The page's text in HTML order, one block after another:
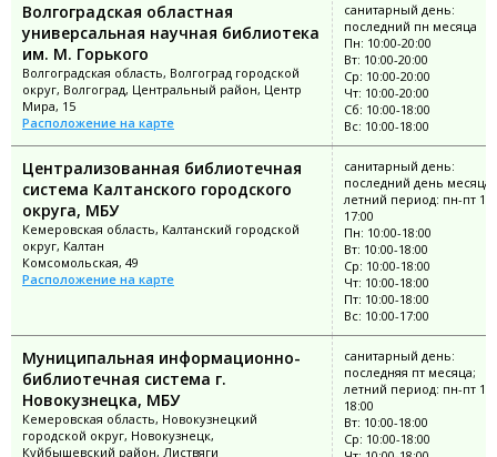
Волгоградская областная
универсальная научная библиотека
им. М. Горького
Волгоградская область, Волгоград городской
округ, Волгоград, Центральный район, Центр
Мира, 15
Расположение на карте
санитарный день:
последний пн месяца
Пн: 10:00-20:00
Вт: 10:00-20:00
Ср: 10:00-20:00
Чт: 10:00-20:00
Сб: 10:00-18:00
Вс: 10:00-18:00
Централизованная библиотечная
система Калтанского городского
округа, МБУ
Кемеровская область, Калтанский городской
округ, Калтан
Комсомольская, 49
Расположение на карте
санитарный день:
последний день месяца;
летний период: пн-пт
17:00
Пн: 10:00-18:00
Вт: 10:00-18:00
Ср: 10:00-18:00
Чт: 10:00-18:00
Пт: 10:00-18:00
Вс: 10:00-17:00
Муниципальная информационно-
библиотечная система г.
Новокузнецка, МБУ
Кемеровская область, Новокузнецкий
городской округ, Новокузнецк,
Куйбышевский район, Листвяги
санитарный день:
последняя пт месяца;
летний период: пн-пт
18:00
Вт: 10:00-18:00
Ср: 10:00-18:00